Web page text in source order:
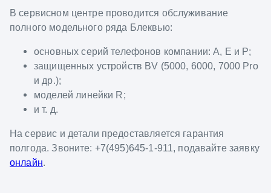
В сервисном центре проводится обслуживание
полного модельного ряда Блеквью:
основных серий телефонов компании: A, E и P;
защищенных устройств BV (5000, 6000, 7000 Pro
и др.);
моделей линейки R;
и т. д.
На сервис и детали предоставляется гарантия
полгода. Звоните: +7(495)645-1-911, подавайте заявку
онлайн.